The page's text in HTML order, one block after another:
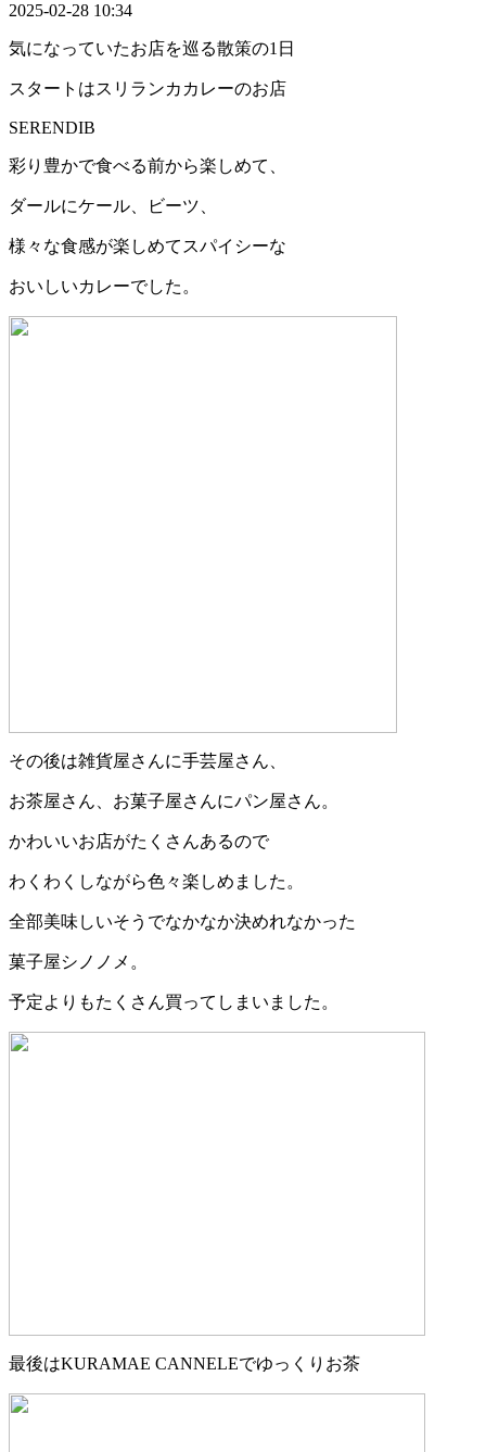
2025-02-28 10:34
気になっていたお店を巡る散策の1日
スタートはスリランカカレーのお店
SERENDIB
彩り豊かで食べる前から楽しめて、
ダールにケール、ビーツ、
様々な食感が楽しめてスパイシーな
おいしいカレーでした。
その後は雑貨屋さんに手芸屋さん、
お茶屋さん、お菓子屋さんにパン屋さん。
かわいいお店がたくさんあるので
わくわくしながら色々楽しめました。
全部美味しいそうでなかなか決めれなかった
菓子屋シノノメ。
予定よりもたくさん買ってしまいました。
最後はKURAMAE CANNELEでゆっくりお茶